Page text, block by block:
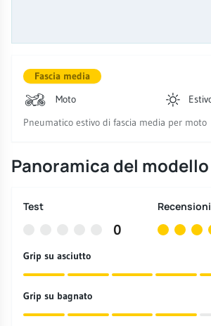
Fascia media
Moto
Pneumatico estivo di fascia media per moto
Panoramica del modello
Test
0
Grip su asciutto
Grip su bagnato